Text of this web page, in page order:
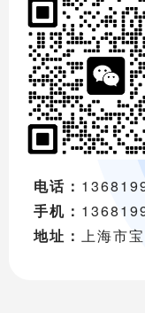
电话：
手机：
地址： 上海市